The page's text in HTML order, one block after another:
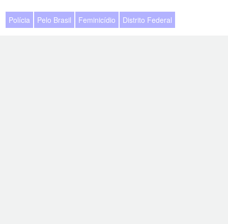
Polícia Pelo Brasil Feminicídio Distrito Federal